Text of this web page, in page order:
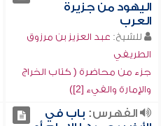
اليهود من جزيرة
العرب
للشيخ: عبد العزيز بن مرزوق
الطريفي
جزء من محاضرة ( كتاب الخراج
والإمارة والفيء [2])
الفهرس: باب في